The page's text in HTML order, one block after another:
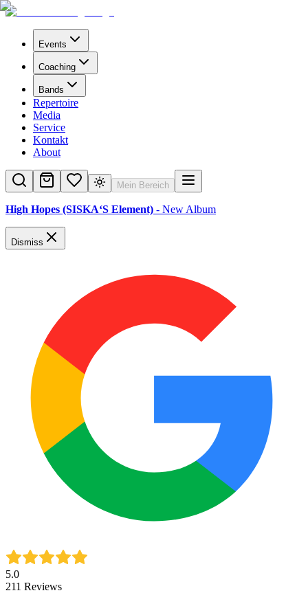
Events
Coaching
Bands
Repertoire
Media
Service
Kontakt
About
Mein Bereich
High Hopes (SISKA‘S Element) - New Album
Dismiss
5.0
211 Reviews